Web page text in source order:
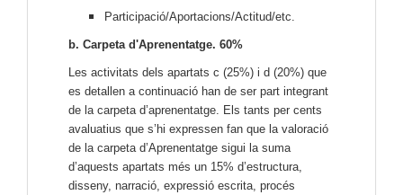
Participació/Aportacions/Actitud/etc.
b. Carpeta d'Aprenentatge. 60%
Les activitats dels apartats c (25%) i d (20%) que
es detallen a continuació han de ser part integrant
de la carpeta d’aprenentatge. Els tants per cents
avaluatius que s’hi expressen fan que la valoració
de la carpeta d’Aprenentatge sigui la suma
d’aquests apartats més un 15% d’estructura,
disseny, narració, expressió escrita, procés